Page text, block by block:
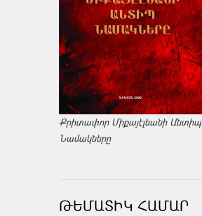
Քրիտափոր Միքայէլեանի Անտիպ
Նամակները
ԹԵՄԱՏԻԿ ՀԱՄԱՐ